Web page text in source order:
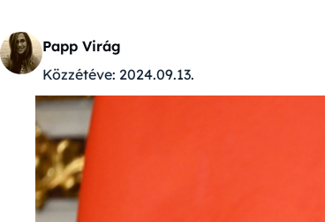
Papp Virág
Közzétéve: 2024.09.13.